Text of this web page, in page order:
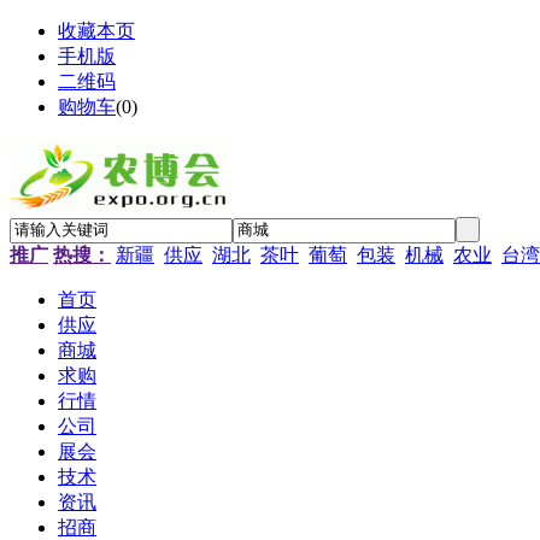
收藏本页
手机版
二维码
购物车(0)
推广 热搜： 新疆 供应 湖北 茶叶 葡萄 包装 机械 农业 台湾
首页
供应
商城
求购
行情
公司
展会
技术
资讯
招商